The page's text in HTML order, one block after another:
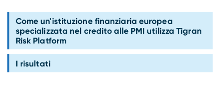
Come un'istituzione finanziaria europea
specializzata nel credito alle PMI utilizza Tigran
Risk Platform
I risultati
s-peek
API & Plug-N-Play
Imprese
Press center
Contatti
Lavora con noi